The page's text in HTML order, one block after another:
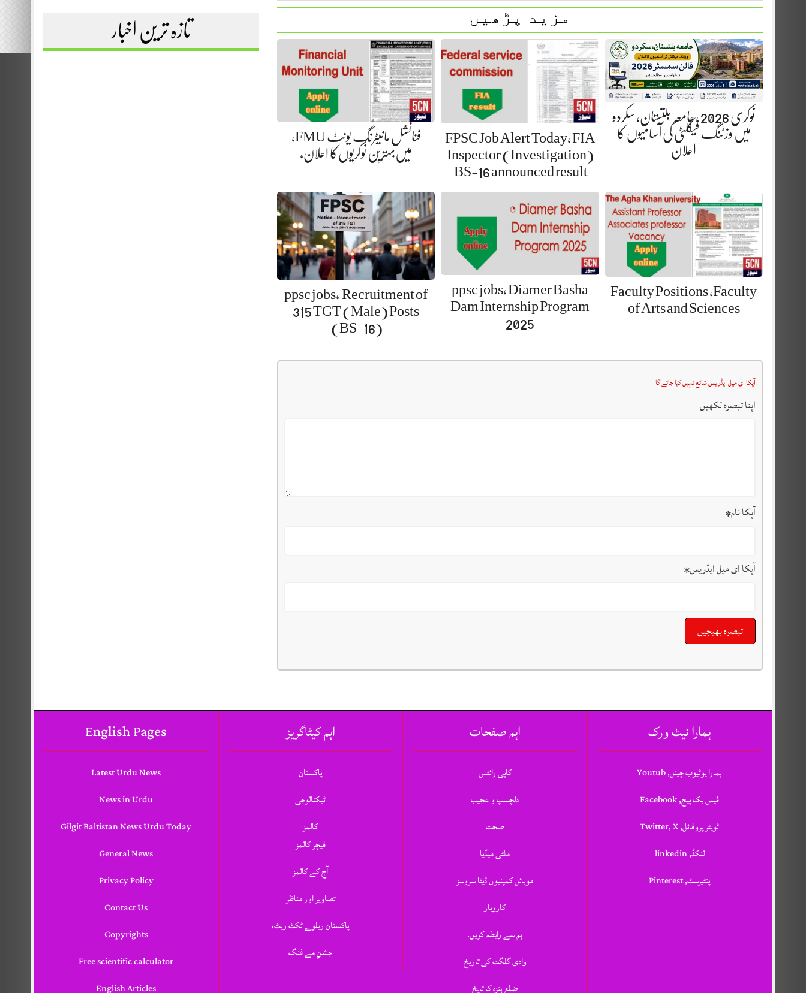
تازہ ترین اخبار
مزید پڑھیں
نوکری 2026 ، جامعہ بلتستان، سکردو
میں وزٹنگ فیکلٹی کی آسامیوں کا
اعلان
FPSC Job Alert Today, FIA
Inspector (Investigation)
BS-16 announced result
فنانشل مانیٹرنگ یونٹ FMU،
میں‌بہترین نوکریوں‌کا اعلان،
Faculty Positions ,Faculty
of Arts and Sciences
ppsc jobs, Diamer Basha
Dam Internship Program
2025
ppsc jobs, Recruitment of
315 TGT (Male) Posts
(BS-16)
آپکا ای میل ایڈریس شائع نہیں کیا جائے گا
اپنا تبصرہ لکھیں
آپکا نام*
آپکا ای میل ایڈریس*
English Pages
Latest Urdu News
News in Urdu
Gilgit Baltistan News Urdu Today
General News
Privacy Policy
Contact Us
Copyrights
Free scientific calculator
English Articles
اہم کیٹاگریز
پاکستان
ٹیکنالوجی
کالمز
فیچر کالمز
آج کے کالمز
تصاویر اور مناظر
پاکستان ریلوے ٹکٹ ریٹ،
جشنِ مے فنگ
اہم صفحات
کاپی رائٹس
دلچسپ و عجیب
صحت
ملٹی میڈیا
موبائل کمپنیوں ڈیٹا سروسز
کاروبار
ہم سے رابطہ کریں.
وادی گلگت کی تاریخ
ضلع ہنزہ کا تایخ
ہمارا نیٹ ورک
ہمارا یوٹیوب چینل, Youtub
فیس بک پیج, Facebook
ٹویٹر پروفائل, Twitter, X
لنکڈ, linkedin
پنٹیرسٹ, Pinterest